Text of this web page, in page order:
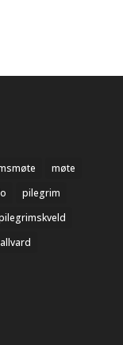
møte
pilegrim